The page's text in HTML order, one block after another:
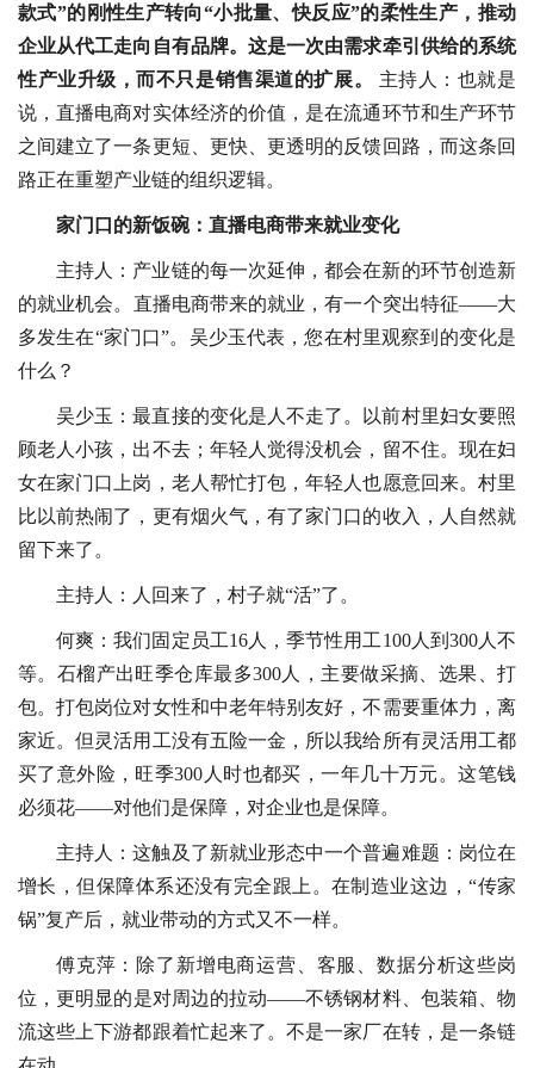
款式”的刚性生产转向“小批量、快反应”的柔性生产，推动
企业从代工走向自有品牌。这是一次由需求牵引供给的系统
性产业升级，而不只是销售渠道的扩展。
主持人：也就是
说，直播电商对实体经济的价值，是在流通环节和生产环节
之间建立了一条更短、更快、更透明的反馈回路，而这条回
路正在重塑产业链的组织逻辑。
家门口的新饭碗：直播电商带来就业变化
主持人：产业链的每一次延伸，都会在新的环节创造新
的就业机会。直播电商带来的就业，有一个突出特征——大
多发生在“家门口”。吴少玉代表，您在村里观察到的变化是
什么？
吴少玉：最直接的变化是人不走了。以前村里妇女要照
顾老人小孩，出不去；年轻人觉得没机会，留不住。现在妇
女在家门口上岗，老人帮忙打包，年轻人也愿意回来。村里
比以前热闹了，更有烟火气，有了家门口的收入，人自然就
留下来了。
主持人：人回来了，村子就“活”了。
何爽：我们固定员工16人，季节性用工100人到300人不
等。石榴产出旺季仓库最多300人，主要做采摘、选果、打
包。打包岗位对女性和中老年特别友好，不需要重体力，离
家近。但灵活用工没有五险一金，所以我给所有灵活用工都
买了意外险，旺季300人时也都买，一年几十万元。这笔钱
必须花——对他们是保障，对企业也是保障。
主持人：这触及了新就业形态中一个普遍难题：岗位在
增长，但保障体系还没有完全跟上。在制造业这边，“传家
锅”复产后，就业带动的方式又不一样。
傅克萍：除了新增电商运营、客服、数据分析这些岗
位，更明显的是对周边的拉动——不锈钢材料、包装箱、物
流这些上下游都跟着忙起来了。不是一家厂在转，是一条链